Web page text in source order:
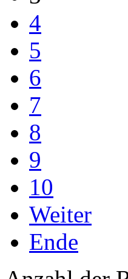
4
5
6
7
8
9
10
Weiter
Ende